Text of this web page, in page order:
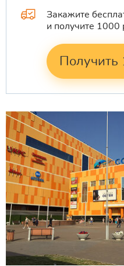
Закажите
и получите 1000
Получить